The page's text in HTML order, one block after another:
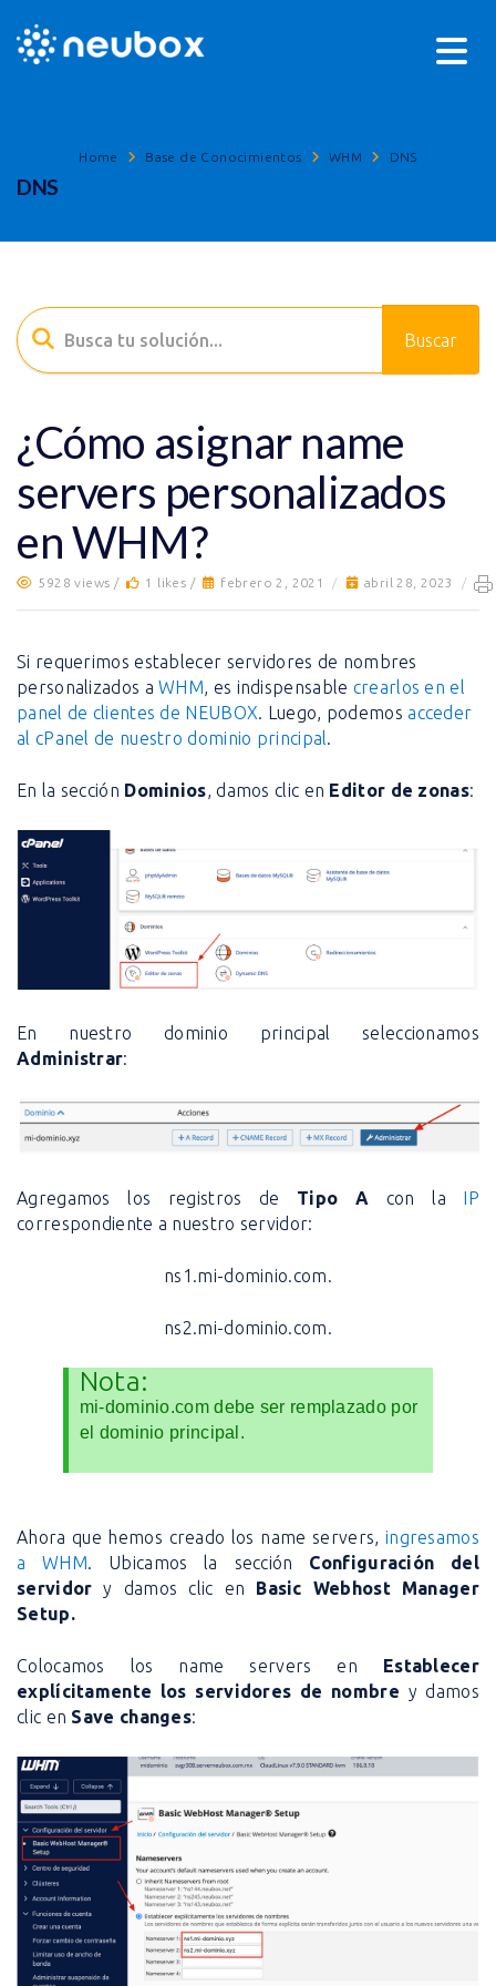
Home Base de Conocimientos WHM DNS
DNS
¿Cómo asignar name
servers personalizados
en WHM?
5928 views / 1 likes / febrero 2, 2021 / abril 28, 2023 /
Si requerimos establecer servidores de nombres
personalizados aWHM, es indispensable crearlos en el
panel de clientes de NEUBOX. Luego, podemos acceder
al cPanel de nuestro dominio principal.
En la sección Dominios, damos clic en Editor de zonas:
En nuestro dominio principal seleccionamos
Administrar:
Agregamos los registros de Tipo A con la IP
correspondiente a nuestro servidor:
ns1.mi-dominio.com.
ns2.mi-dominio.com.
Nota:
mi-dominio.com debe ser remplazado por
el dominio principal.
Ahora que hemos creado los name servers, ingresamos
a WHM. Ubicamos la sección Configuración del
servidor y damos clic en Basic Webhost Manager
Setup.
Colocamos los name servers en Establecer
explícitamente los servidores de nombre y damos
clic en Save changes: